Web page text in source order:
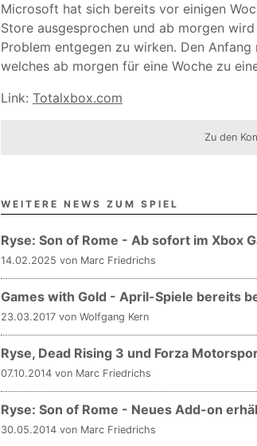
Microsoft hat sich bereits vor einigen
Store ausgesprochen und ab morgen
Problem entgegen zu wirken. Den
welches ab morgen für eine Woche zu
Link: Totalxbox.com
Zu den
WEITERE NEWS ZUM SPIEL
Ryse: Son of Rome - Ab sofort im Xbox
14.02.2025 von Marc Friedrichs
Games with Gold - April-Spiele bereits
23.03.2017 von Wolfgang Kern
Ryse, Dead Rising 3 und Forza
07.10.2014 von Marc Friedrichs
Ryse: Son of Rome - Neues Add-on
30.05.2014 von Marc Friedrichs